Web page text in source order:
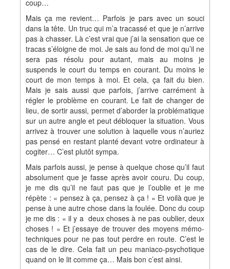
coup…
Mais ça me revient… Parfois je pars avec un souci
dans la tête. Un truc qui m’a tracassé et que je n’arrive
pas à chasser. Là c’est vrai que j’ai la sensation que ce
tracas s’éloigne de moi. Je sais au fond de moi qu’il ne
sera pas résolu pour autant, mais au moins je
suspends le court du temps en courant. Du moins le
court de mon temps à moi. Et cela, ça fait du bien.
Mais je sais aussi que parfois, j’arrive carrément à
régler le problème en courant. Le fait de changer de
lieu, de sortir aussi, permet d’aborder la problématique
sur un autre angle et peut débloquer la situation. Vous
arrivez à trouver une solution à laquelle vous n’auriez
pas pensé en restant planté devant votre ordinateur à
cogiter… C’est plutôt sympa.
Mais parfois aussi, je pense à quelque chose qu’il faut
absolument que je fasse après avoir couru. Du coup,
je me dis qu’il ne faut pas que je l’oublie et je me
répète : « pensez à ça, pensez à ça ! » Et voilà que je
pense à une autre chose dans la foulée. Donc du coup
je me dis : « il y a deux choses à ne pas oublier, deux
choses ! » Et j’essaye de trouver des moyens mémo-
techniques pour ne pas tout perdre en route. C’est le
cas de le dire. Cela fait un peu maniaco-psychotique
quand on le lit comme ça… Mais bon c’est ainsi.